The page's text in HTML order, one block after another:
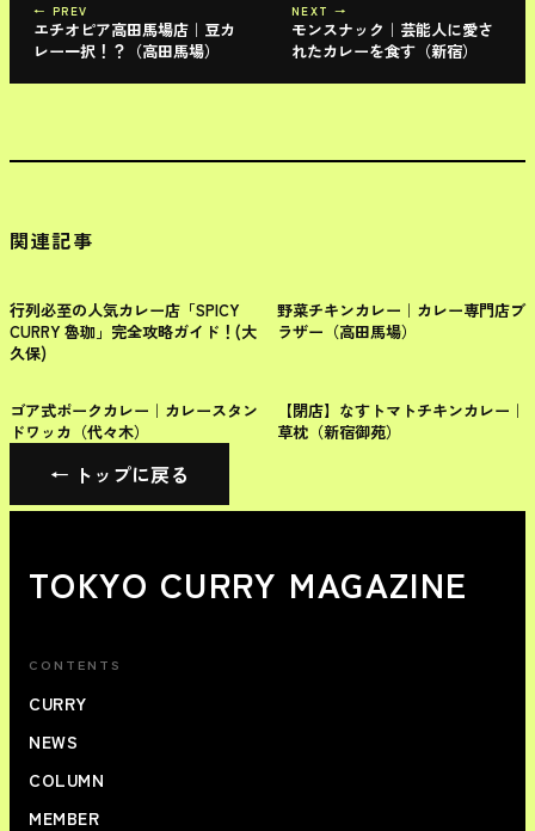
← PREV
エチオピア高田馬場店｜豆カ
レー一択！？（高田馬場）
NEXT →
モンスナック｜芸能人に愛さ
れたカレーを食す（新宿）
関連記事
新宿区
行列必至の人気カレー店「SPICY
CURRY 魯珈」完全攻略ガイド！(大
久保)
新宿区
野菜チキンカレー｜カレー専門店ブ
ラザー（高田馬場）
新宿区
ゴア式ポークカレー｜カレースタン
ドワッカ（代々木）
新宿区
【閉店】なすトマトチキンカレー｜
草枕（新宿御苑）
← トップに戻る
TOKYO CURRY MAGAZINE
CONTENTS
CURRY
NEWS
COLUMN
MEMBER